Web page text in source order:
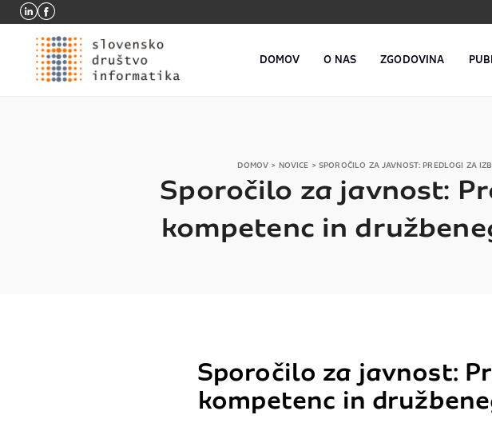
DOMOV O NAS ZGODOVINA
DOMOV > NOVICE >SPOROČILO ZA JAVNOST: PREDLOGI ZA
Sporočilo za javnost:
kompetenc in
Sporočilo za javnost:
kompetenc in